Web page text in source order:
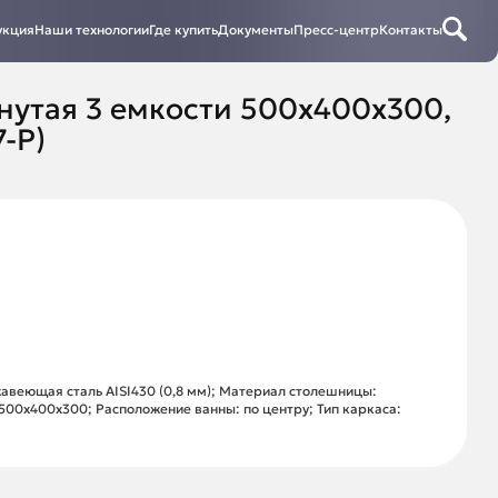
Наши технологииГде купитьДокументыПресс-центрКонтакты
3 емкости 500х400х300,
Р)
сталь AISI430 (0,8 мм); Материал столешницы:
Расположение ванны: по центру; Тип каркаса: